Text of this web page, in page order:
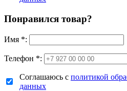
Понравился товар?
Имя *:
Телефон *:
Соглашаюсь с политикой
данных